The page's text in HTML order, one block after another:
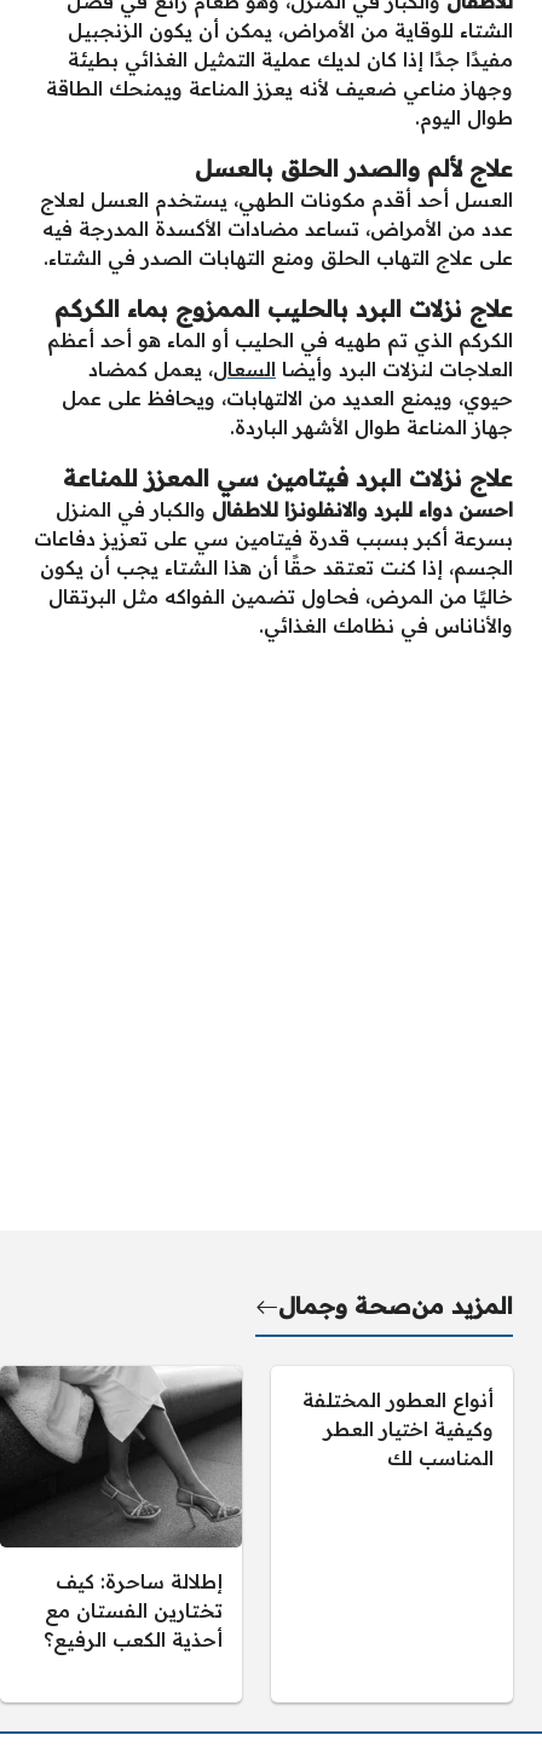
الشتاء للوقاية من الأمراض، يمكن أن يكون الزنجبيل
مفيدًا جدًا إذا كان لديك عملية التمثيل الغذائي بطيئة
وجهاز مناعي ضعيف لأنه يعزز المناعة ويمنحك الطاقة
طوال اليوم.
علاج لألم والصدر الحلق بالعسل
العسل أحد أقدم مكونات الطهي، يستخدم العسل لعلاج
عدد من الأمراض، تساعد مضادات الأكسدة المدرجة فيه
على علاج التهاب الحلق ومنع التهابات الصدر في الشتاء.
علاج نزلات البرد بالحليب الممزوج بماء الكركم
الكركم الذي تم طهيه في الحليب أو الماء هو أحد أعظم
العلاجات لنزلات البرد وأيضا السعال، يعمل كمضاد
حيوي، ويمنع العديد من الالتهابات، ويحافظ على عمل
جهاز المناعة طوال الأشهر الباردة.
علاج نزلات البرد فيتامين سي المعزز للمناعة
احسن دواء للبرد والانفلونزا للاطفال والكبار في المنزل
بسرعة أكبر بسبب قدرة فيتامين سي على تعزيز دفاعات
الجسم، إذا كنت تعتقد حقًا أن هذا الشتاء يجب أن يكون
خاليًا من المرض، فحاول تضمين الفواكه مثل البرتقال
والأناناس في نظامك الغذائي.
المزيد منصحة وجمال
أنواع العطور المختلفة
وكيفية اختيار العطر
المناسب لك
إطلالة ساحرة: كيف
تختارين الفستان مع
أحذية الكعب الرفيع؟